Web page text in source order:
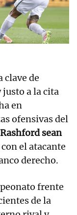
clave de
justo a la cita
en
ofensivas del
sean
con el atacante
derecho.
frente
de la